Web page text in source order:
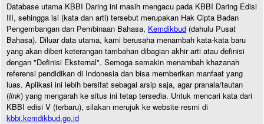
Database utama KBBI Daring ini masih mengacu pada KBBI Daring Edisi
III, sehingga isi (kata dan arti) tersebut merupakan Hak Cipta Badan
Pengembangan dan Pembinaan Bahasa, Kemdikbud (dahulu Pusat
Bahasa). Diluar data utama, kami berusaha menambah kata-kata baru
yang akan diberi keterangan tambahan dibagian akhir arti atau definisi
dengan "Definisi Eksternal". Semoga semakin menambah khazanah
referensi pendidikan di Indonesia dan bisa memberikan manfaat yang
luas. Aplikasi ini lebih bersifat sebagai arsip saja, agar pranala/tautan
(link) yang mengarah ke situs ini tetap tersedia. Untuk mencari kata dari
KBBI edisi V (terbaru), silakan merujuk ke website resmi di
kbbi.kemdikbud.go.id